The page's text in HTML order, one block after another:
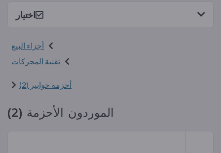
اختيار
أجزاء البيع
تقنية المحركات
أحزمة خوابير (2)
الموردون الأحزمة (2)